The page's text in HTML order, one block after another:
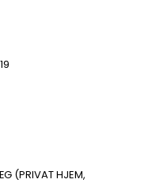
(PRIVAT HJEM,